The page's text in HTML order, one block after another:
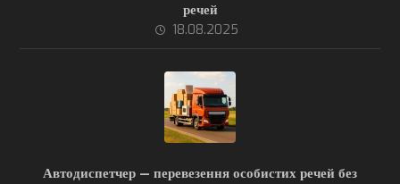
речей
18.08.2025
Автодиспетчер — перевезення особистих речей без